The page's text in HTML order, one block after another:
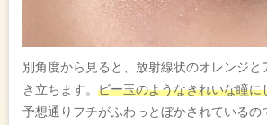
別角度から見ると、放射線状のオレンジと
き立ちます。 ビー玉のようなきれいな瞳に
予想通りフチがふわっとぼかされているの